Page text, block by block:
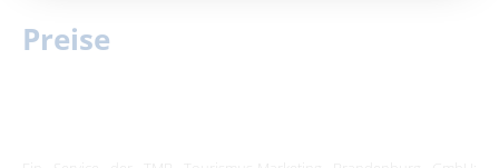
Preise